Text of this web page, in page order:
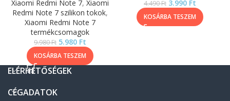
Xiaomi Redmi Note 7, Xiaomi
Redmi Note 7 szilikon tokok,
Xiaomi Redmi Note 7
termékcsomagok
9.980Ft 5.980 Ft
KOSÁRBA TESZEM
4.490Ft 3.990 Ft
KOSÁRBA TESZEM
ELÉRHETŐSÉGEK
CÉGADATOK